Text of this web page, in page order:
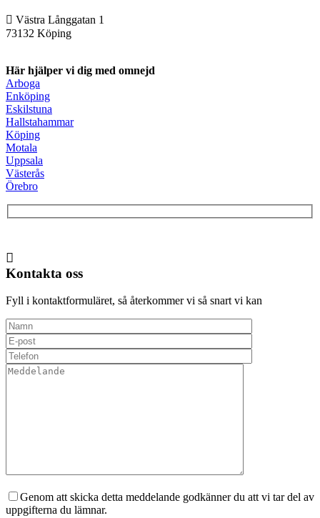
Västra Långgatan 1
73132 Köping
Här hjälper vi dig med omnejd
Arboga
Enköping
Eskilstuna
Hallstahammar
Köping
Motala
Uppsala
Västerås
Örebro
Kontakta oss
Fyll i kontaktformuläret, så återkommer vi så snart vi kan
Genom att skicka detta meddelande godkänner du att vi tar del av
uppgifterna du lämnar.